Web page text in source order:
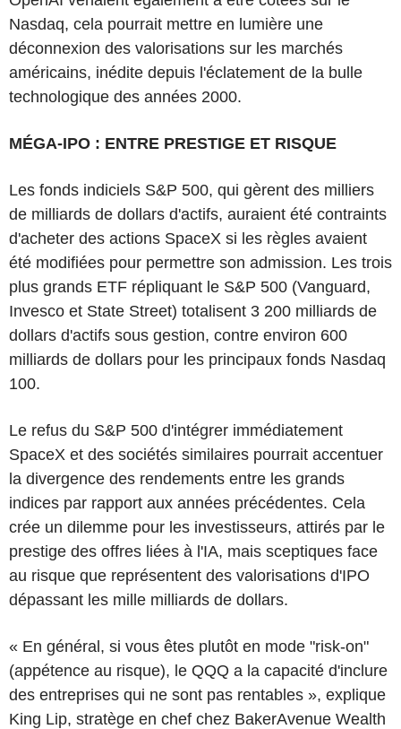
Nasdaq, cela pourrait mettre en lumière une
déconnexion des valorisations sur les marchés
américains, inédite depuis l'éclatement de la bulle
technologique des années 2000.
MÉGA-IPO : ENTRE PRESTIGE ET RISQUE
Les fonds indiciels S&P 500, qui gèrent des milliers
de milliards de dollars d'actifs, auraient été contraints
d'acheter des actions SpaceX si les règles avaient
été modifiées pour permettre son admission. Les trois
plus grands ETF répliquant le S&P 500 (Vanguard,
Invesco et State Street) totalisent 3 200 milliards de
dollars d'actifs sous gestion, contre environ 600
milliards de dollars pour les principaux fonds Nasdaq
100.
Le refus du S&P 500 d'intégrer immédiatement
SpaceX et des sociétés similaires pourrait accentuer
la divergence des rendements entre les grands
indices par rapport aux années précédentes. Cela
crée un dilemme pour les investisseurs, attirés par le
prestige des offres liées à l'IA, mais sceptiques face
au risque que représentent des valorisations d'IPO
dépassant les mille milliards de dollars.
« En général, si vous êtes plutôt en mode "risk-on"
(appétence au risque), le QQQ a la capacité d'inclure
des entreprises qui ne sont pas rentables », explique
King Lip, stratège en chef chez BakerAvenue Wealth